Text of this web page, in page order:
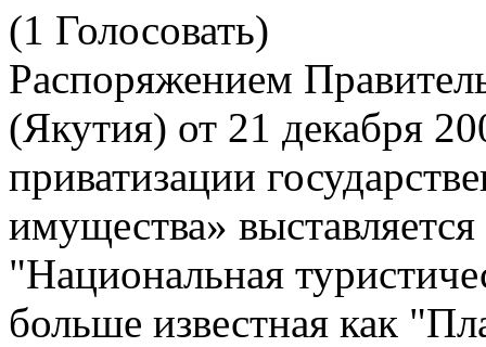
(1 Голосовать)
Распоряжением
(Якутия) от 21 декабря
приватизации
имущества»
"Национальная
больше известная как